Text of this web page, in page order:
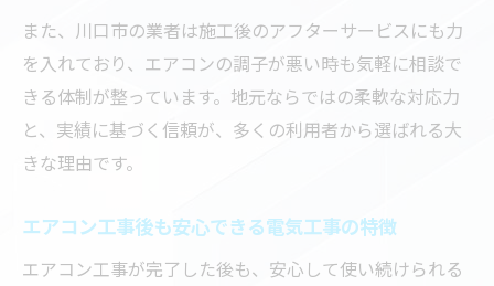
また、川口市の業者は施工後のアフターサービスにも力
を入れており、エアコンの調子が悪い時も気軽に相談で
きる体制が整っています。地元ならではの柔軟な対応力
と、実績に基づく信頼が、多くの利用者から選ばれる大
きな理由です。
エアコン工事後も安心できる電気工事の特徴
エアコン工事が完了した後も、安心して使い続けられる